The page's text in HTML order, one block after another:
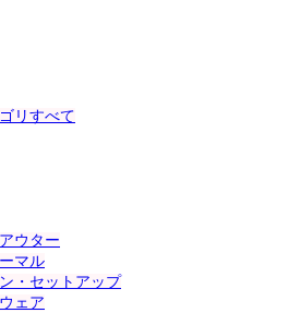
リすべて
ウター
マル
・セットアップ
ェア